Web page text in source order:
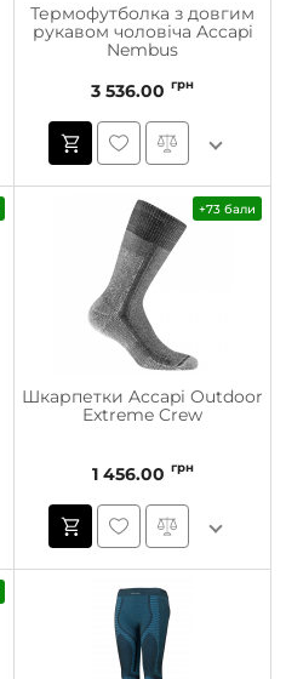
Термофутболка з довгим
рукавом чоловіча Accapi
Nembus
3 536.00 грн
+73 бали
Шкарпетки Accapi Outdoor
Extreme Crew
1 456.00 грн